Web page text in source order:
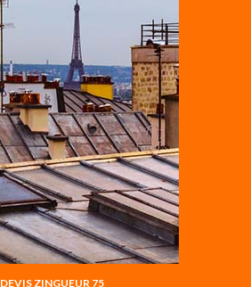
DEVIS ZINGUEUR 75